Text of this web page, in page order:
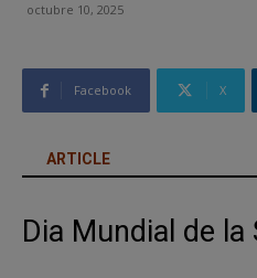
octubre 10, 2025
Facebook X
ARTICLE
Dia Mundial de la